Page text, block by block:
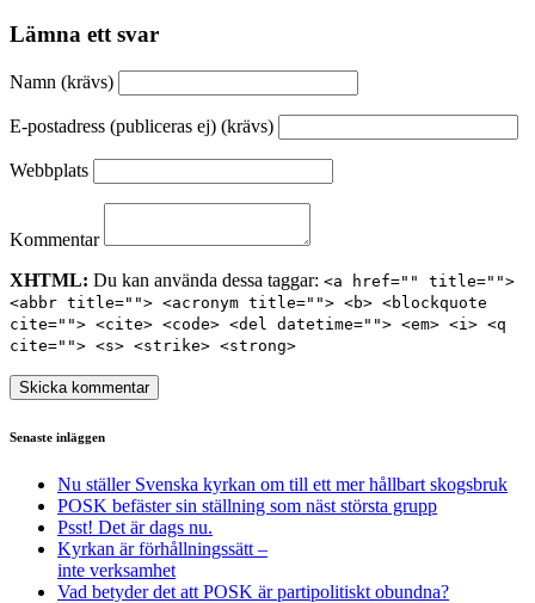
Lämna ett svar
Namn (krävs)
E-postadress (publiceras ej) (krävs)
Webbplats
Kommentar
XHTML: Du kan använda dessa taggar: <a href="" title="">
<abbr title=""> <acronym title=""> <b> <blockquote
cite=""> <cite> <code> <del datetime=""> <em> <i> <q
cite=""> <s> <strike> <strong>
Senaste inläggen
Nu ställer Svenska kyrkan om till ett mer hållbart skogsbruk
POSK befäster sin ställning som näst största grupp
Psst! Det är dags nu.
Kyrkan är förhållningssätt –
inte verksamhet
Vad betyder det att POSK är partipolitiskt obundna?